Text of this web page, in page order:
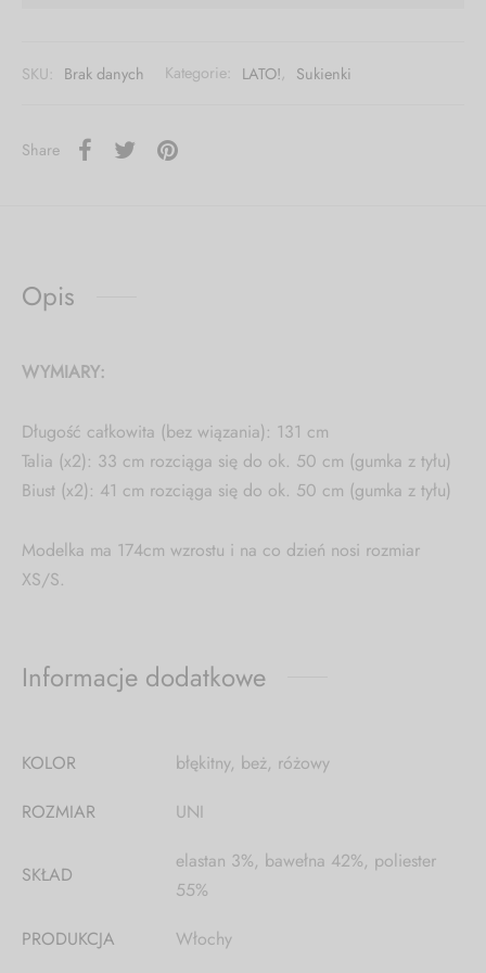
SKU: Brak danych Kategorie: LATO!, Sukienki
Share
Opis
WYMIARY:
Długość całkowita (bez wiązania): 131 cm
Talia (x2): 33 cm rozciąga się do ok. 50 cm (gumka z tyłu)
Biust (x2): 41 cm rozciąga się do ok. 50 cm (gumka z tyłu)
Modelka ma 174cm wzrostu i na co dzień nosi rozmiar
XS/S.
Informacje dodatkowe
KOLOR
błękitny, beż, różowy
ROZMIAR
UNI
SKŁAD
elastan 3%, bawełna 42%, poliester
55%
PRODUKCJA
Włochy